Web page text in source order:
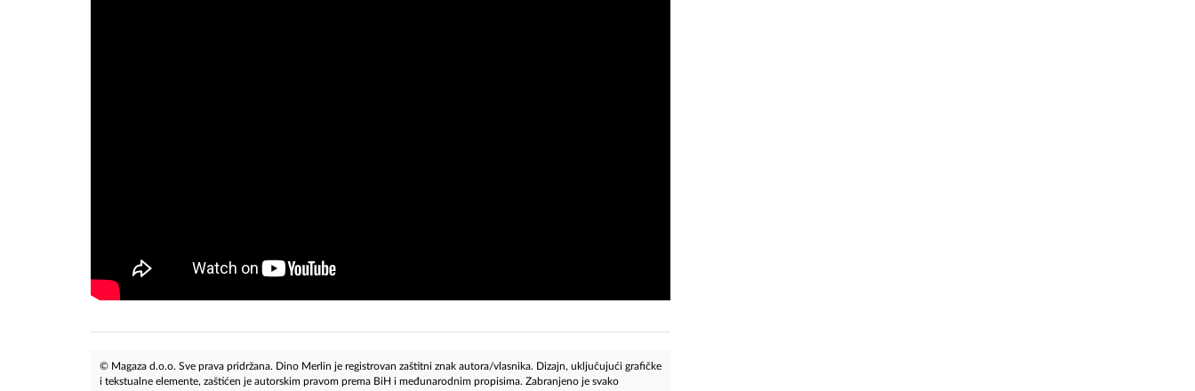
© Magaza d.o.o. Sve prava pridržana. Dino Merlin je registrovan zaštitni znak autora/vlasnika. Dizajn, uključujući grafičke
i tekstualne elemente, zaštićen je autorskim pravom prema BiH i međunarodnim propisima. Zabranjeno je svako